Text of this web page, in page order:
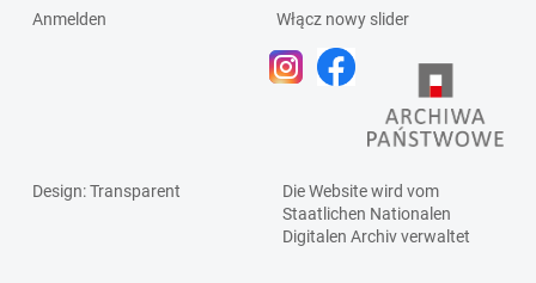
Anmelden
Włącz nowy slider
Design: Transparent
Die Website wird vom
Staatlichen Nationalen
Digitalen Archivverwaltet